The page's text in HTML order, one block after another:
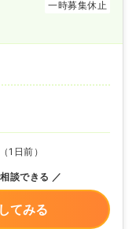
一時募集休止
1日前）
談できる
てみる